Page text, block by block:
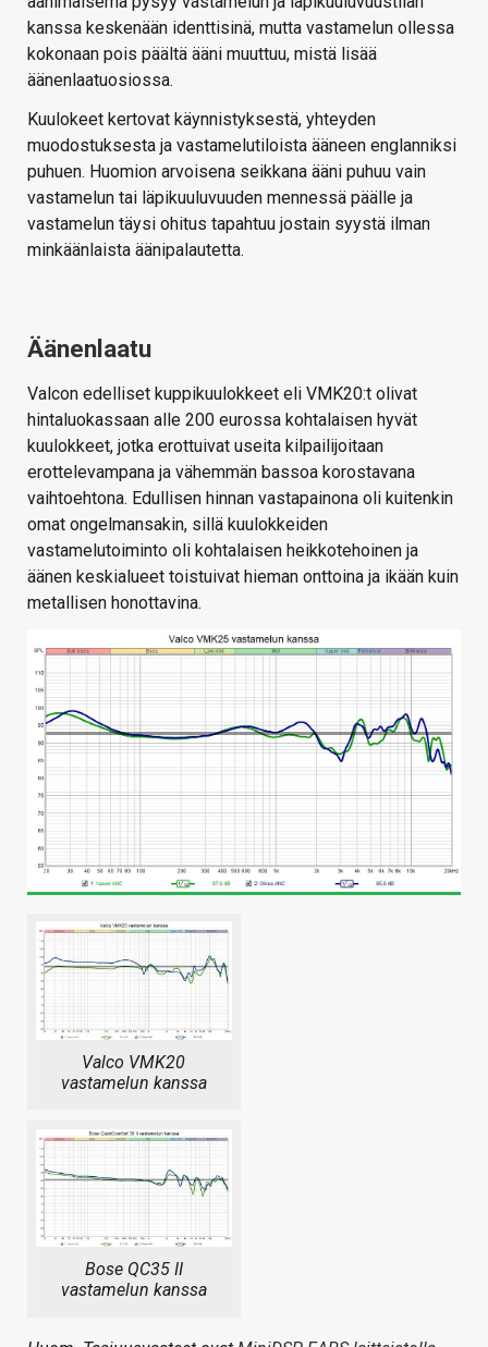
kanssa keskenään identtisinä, mutta vastamelun ollessa
kokonaan pois päältä ääni muuttuu, mistä lisää
äänenlaatuosiossa.
Kuulokeet kertovat käynnistyksestä, yhteyden
muodostuksesta ja vastamelutiloista ääneen englanniksi
puhuen. Huomion arvoisena seikkana ääni puhuu vain
vastamelun tai läpikuuluvuuden mennessä päälle ja
vastamelun täysi ohitus tapahtuu jostain syystä ilman
minkäänlaista äänipalautetta.
Äänenlaatu
Valcon edelliset kuppikuulokkeet eli VMK20:t olivat
hintaluokassaan alle 200 eurossa kohtalaisen hyvät
kuulokkeet, jotka erottuivat useita kilpailijoitaan
erottelevampana ja vähemmän bassoa korostavana
vaihtoehtona. Edullisen hinnan vastapainona oli kuitenkin
omat ongelmansakin, sillä kuulokkeiden
vastamelutoiminto oli kohtalaisen heikkotehoinen ja
äänen keskialueet toistuivat hieman onttoina ja ikään kuin
metallisen honottavina.
Valco VMK20
vastamelun kanssa
Bose QC35 II
vastamelun kanssa